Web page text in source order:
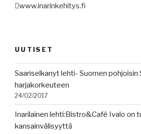
www.inarinkehitys.fi
UUTISET
Saariselkanyt lehti- Suomen
harjakorkeuteen
24/02/2017
Inarilainen lehti:Bistro&Café Ivalo on
kansainvälisyyttä